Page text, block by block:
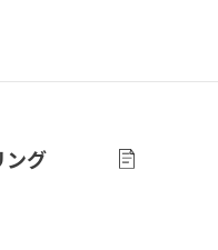
ング